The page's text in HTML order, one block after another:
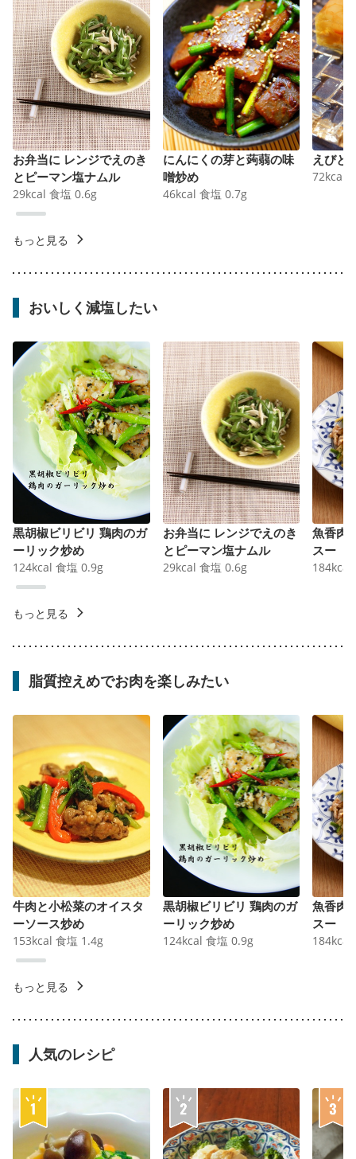
お弁当に レンジでえのき
とピーマン塩ナムル
29kcal 食塩 0.6g
にんにくの芽と蒟蒻の味
噌炒め
46kcal 食塩 0.7g
えびと
72kcal
もっと見る
おいしく減塩したい
黒胡椒ビリビリ 鶏肉のガ
ーリック炒め
124kcal 食塩 0.9g
お弁当に レンジでえのき
とピーマン塩ナムル
29kcal 食塩 0.6g
魚香肉
スー
184kcal
もっと見る
脂質控えめでお肉を楽しみたい
牛肉と小松菜のオイスタ
ーソース炒め
153kcal 食塩 1.4g
黒胡椒ビリビリ 鶏肉のガ
ーリック炒め
124kcal 食塩 0.9g
魚香肉
スー
184kcal
もっと見る
人気のレシピ